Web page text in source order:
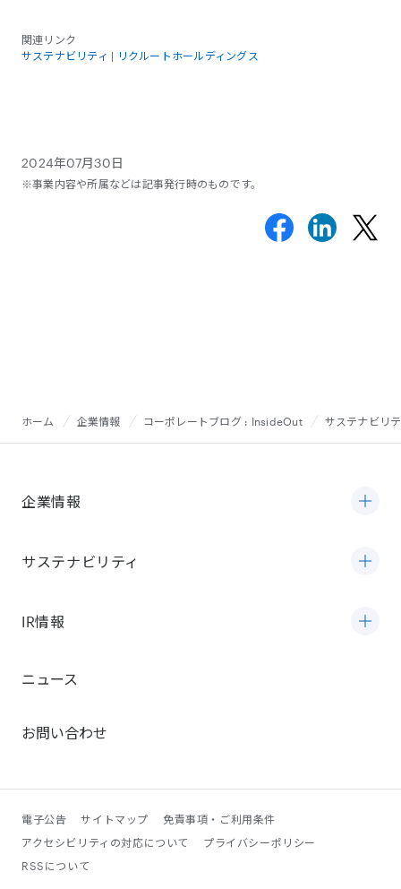
関連リンク
サステナビリティ | リクルートホールディングス
2024年07月30日
※事業内容や所属などは記事発行時のものです。
ホーム 企業情報 コーポレートブログ : InsideOut サステナビリ
企業情報
サステナビリティ
IR情報
ニュース
お問い合わせ
電子公告 サイトマップ
免責事項・ご利用条件
アクセシビリティの対応について
プライバシーポリシー
RSSについて